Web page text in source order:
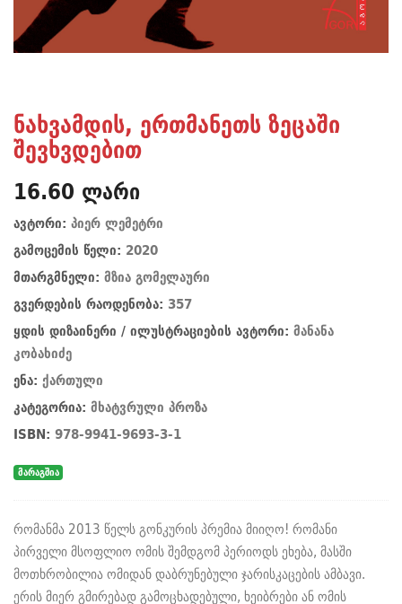
ნახვამდის, ერთმანეთს ზეცაში
შევხვდებით
16.60 ლარი
ავტორი: პიერ ლემეტრი
გამოცემის წელი: 2020
მთარგმნელი: მზია გომელაური
გვერდების რაოდენობა: 357
ყდის დიზაინერი / ილუსტრაციების ავტორი: მანანა
კობახიძე
ენა: ქართული
კატეგორია: მხატვრული პროზა
ISBN: 978-9941-9693-3-1
მარაგშია
რომანმა 2013 წელს გონკურის პრემია მიიღო! რომანი
პირველი მსოფლიო ომის შემდგომ პერიოდს ეხება, მასში
მოთხრობილია ომიდან დაბრუნებული ჯარისკაცების ამბავი.
ერის მიერ გმირებად გამოცხადებული, ხეიბრები ან ომის